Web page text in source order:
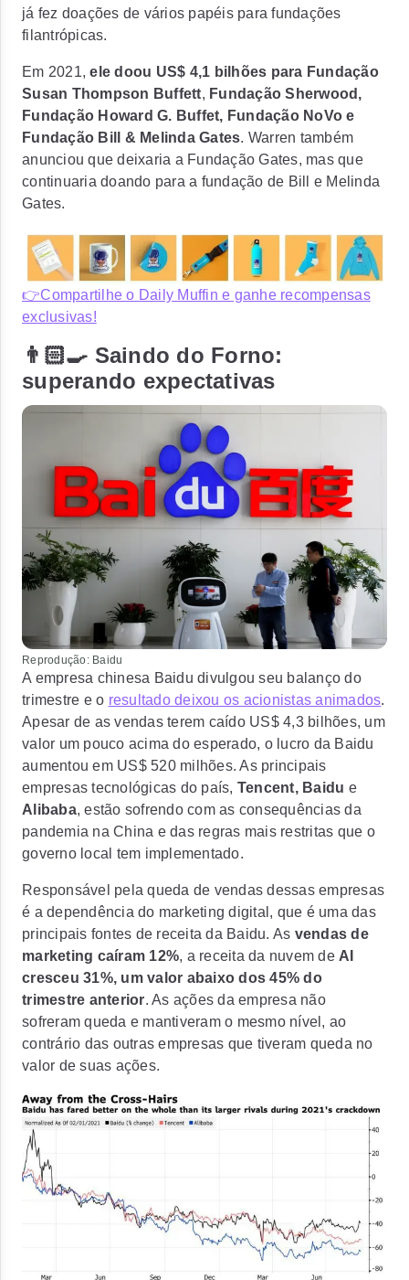
já fez doações de vários papéis para fundações
filantrópicas.
Em 2021,ele doou US$ 4,1 bilhões para Fundação
Susan Thompson Buffett, Fundação Sherwood,
Fundação Howard G. Buffet, Fundação NoVo e
Fundação Bill & Melinda Gates. Warren também
anunciou que deixaria a Fundação Gates, mas que
continuaria doando para a fundação de Bill e Melinda
Gates.
👉Compartilhe o Daily Muffin e ganhe recompensas
exclusivas!
👨🏻‍🍳 Saindo do Forno:
superando expectativas
Reprodução: Baidu
A empresa chinesa Baidu divulgou seu balanço do
trimestre e o resultado deixou os acionistas animados.
Apesar de as vendas terem caído US$ 4,3 bilhões, um
valor um pouco acima do esperado, o lucro da Baidu
aumentou em US$ 520 milhões. As principais
empresas tecnológicas do país, Tencent, Baidu e
Alibaba, estão sofrendo com as consequências da
pandemia na China e das regras mais restritas que o
governo local tem implementado.
Responsável pela queda de vendas dessas empresas
é a dependência do marketing digital, que é uma das
principais fontes de receita da Baidu. As vendas de
marketing caíram 12%, a receita da nuvem de AI
cresceu 31%, um valor abaixo dos 45% do
trimestre anterior. As ações da empresa não
sofreram queda e mantiveram o mesmo nível, ao
contrário das outras empresas que tiveram queda no
valor de suas ações.